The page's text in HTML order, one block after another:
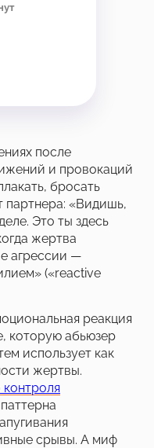
после
и провокаций
бросать
партнера: «Видишь,
Это ты здесь
жертва
агрессии —
(«reactive
реакция
которую абьюзер
использует как
жертвы.
контроля
срывы. А миф